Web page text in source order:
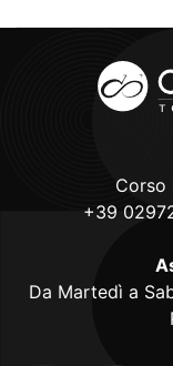
Corso
+39
Da Martedì a